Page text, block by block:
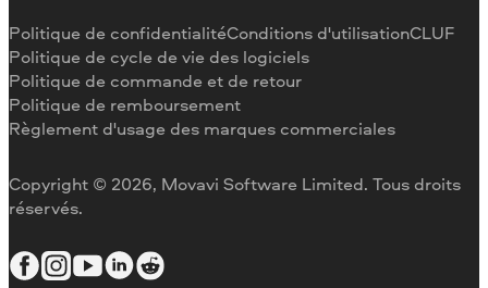
Pivoter une vidéo
Redimensionner une vidéo
Inverser une vidéo
Stabiliser une vidéo
Ajuster une vidéo
Copyright © 2026, Movavi Software Limited. Tous droits
réservés.
Politique de confidentialitéConditions d'utilisationCLUF
Politique de cycle de vie des logiciels
Politique de commande et de retour
Politique de remboursement
Règlement d'usage des marques commerciales